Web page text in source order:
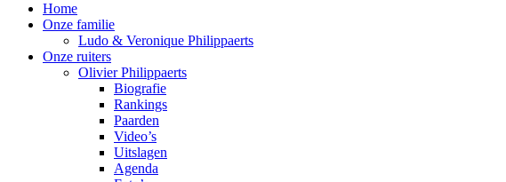
Hoofdnavigatie
Home
Onze familie
Ludo & Veronique Philippaerts
Onze ruiters
Olivier Philippaerts
Biografie
Rankings
Paarden
Video’s
Uitslagen
Agenda